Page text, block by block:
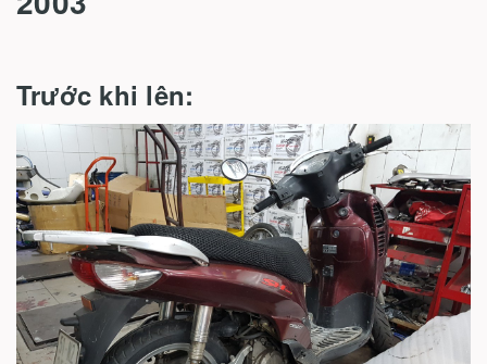
Trước khi lên: